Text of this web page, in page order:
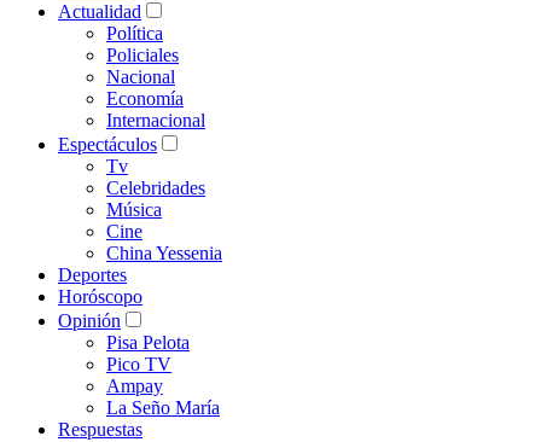
Actualidad
Política
Policiales
Nacional
Economía
Internacional
Espectáculos
Tv
Celebridades
Música
Cine
China Yessenia
Deportes
Horóscopo
Opinión
Pisa Pelota
Pico TV
Ampay
La Seño María
Respuestas